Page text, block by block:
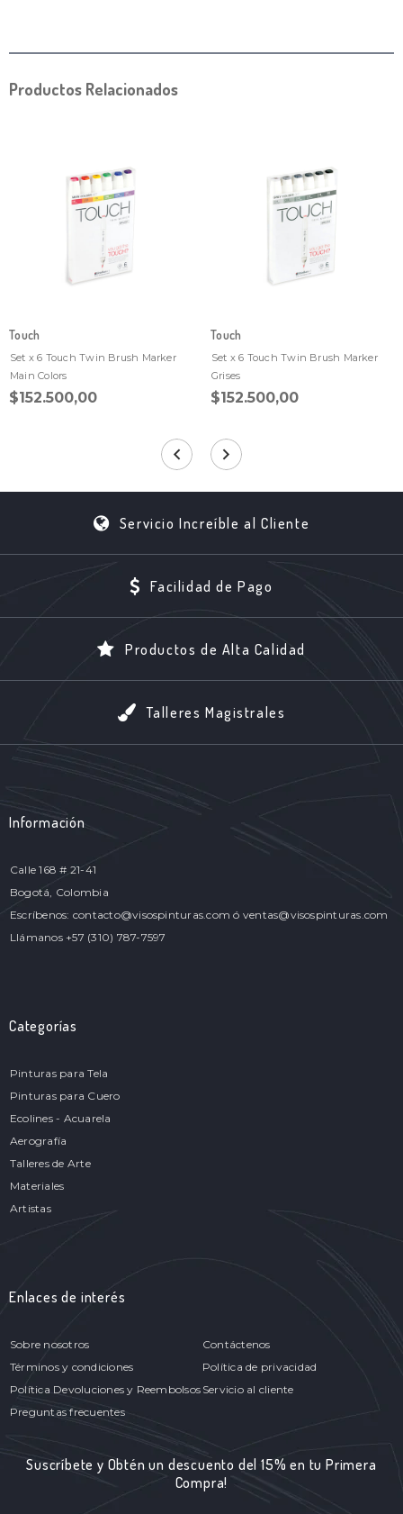
Productos Relacionados
Touch
Set x 6 Touch Twin Brush Marker
Main Colors
$152.500,00
Touch
Set x 6 Touch Twin Brush Marker
Grises
$152.500,00
Servicio Increíble al Cliente
Facilidad de Pago
Productos de Alta Calidad
Talleres Magistrales
Información
Calle 168 # 21-41
Bogotá, Colombia
Escríbenos: contacto@visospinturas.com ó ventas@visospinturas.com
Llámanos +57 (310) 787-7597
Categorías
Pinturas para Tela
Pinturas para Cuero
Ecolines - Acuarela
Aerografía
Talleres de Arte
Materiales
Artistas
Enlaces de interés
Sobre nosotros
Contáctenos
Términos y condiciones
Política de privacidad
Política Devoluciones y Reembolsos Servicio al cliente
Preguntas frecuentes
Suscríbete y Obtén un descuento del 15% en tu Primera
Compra!